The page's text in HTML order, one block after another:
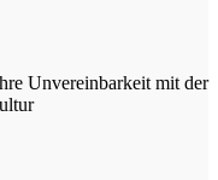
Unvereinbarkeit mit der